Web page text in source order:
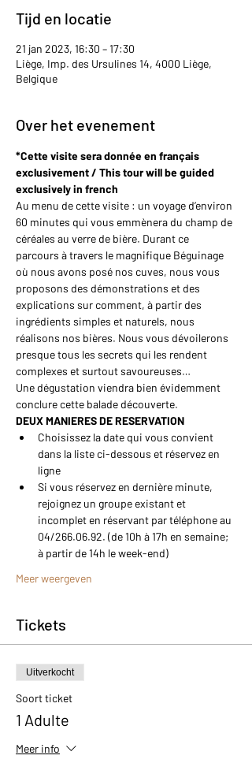
Tijd en locatie
21 jan 2023, 16:30 – 17:30
Liège, Imp. des Ursulines 14, 4000 Liège,
Belgique
Over het evenement
*Cette visite sera donnée en français
exclusivement / This tour will be guided
exclusively in french
Au menu de cette visite : un voyage d’environ
60 minutes qui vous emmènera du champ de
céréales au verre de bière. Durant ce
parcours à travers le magnifique Béguinage
où nous avons posé nos cuves, nous vous
proposons des démonstrations et des
explications sur comment, à partir des
ingrédients simples et naturels, nous
réalisons nos bières. Nous vous dévoilerons
presque tous les secrets qui les rendent
complexes et surtout savoureuses…
Une dégustation viendra bien évidemment
conclure cette balade découverte.
DEUX MANIERES DE RESERVATION
Choisissez la date qui vous convient
dans la liste ci-dessous et réservez en
ligne
Si vous réservez en dernière minute,
rejoignez un groupe existant et
incomplet en réservant par téléphone au
04/266.06.92. (de 10h à 17h en semaine;
à partir de 14h le week-end)
Meer weergeven
Tickets
Uitverkocht
Soort ticket
1 Adulte
Meer info